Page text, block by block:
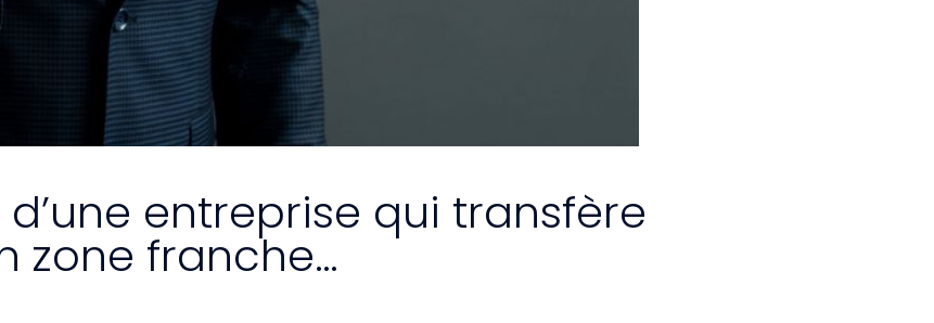
d’une entreprise qui transfère
zone franche…